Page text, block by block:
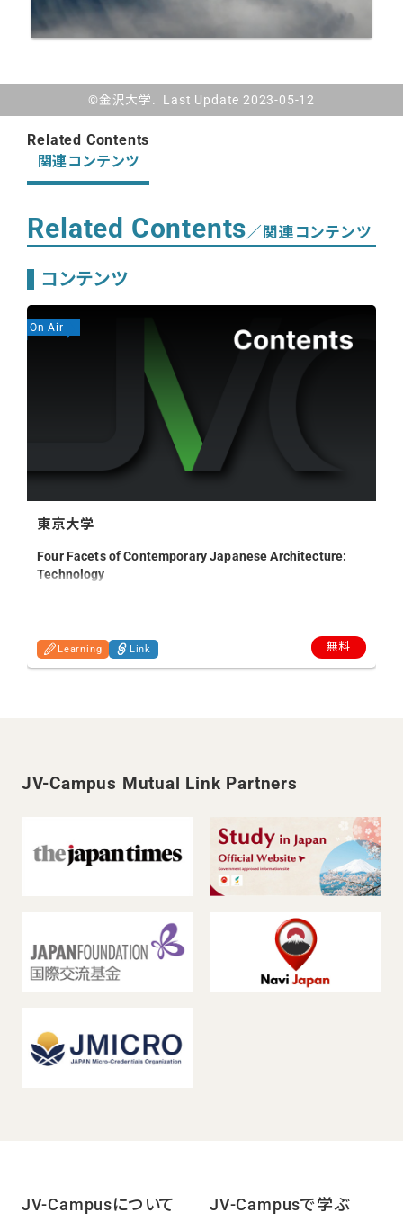
©金沢大学. Last Update 2023-05-12
Related Contents
関連コンテンツ
Related Contents／関連コンテンツ
コンテンツ
東京大学
Four Facets of Contemporary Japanese Architecture:
Technology
Learning Link 無料
On Air
JV-Campus Mutual Link Partners
JV-Campusについて JV-Campusで学ぶ